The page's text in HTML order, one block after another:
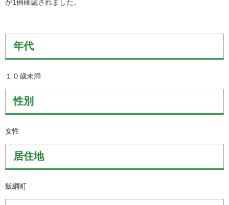
が1例確認されました。
年代
１０歳未満
性別
女性
居住地
飯綱町